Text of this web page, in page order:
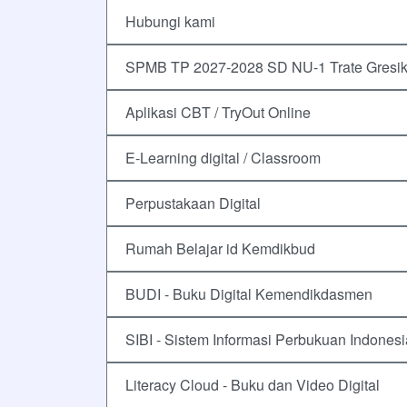
Hubungi kami
SPMB TP 2027-2028 SD NU-1 Trate Gresik
Aplikasi CBT / TryOut Online
E-Learning digital / Classroom
Perpustakaan Digital
Rumah Belajar id Kemdikbud
BUDI - Buku Digital Kemendikdasmen
SIBI - Sistem Informasi Perbukuan
Literacy Cloud - Buku dan Video Digital